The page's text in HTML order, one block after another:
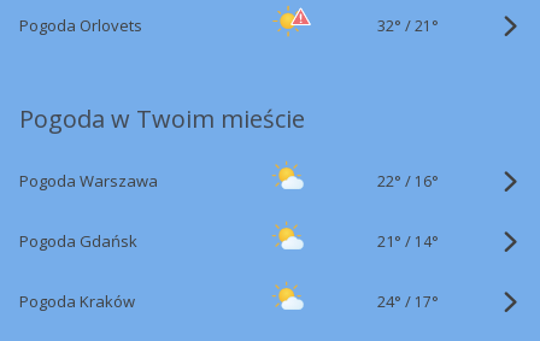
Pogoda Orlovets 32° /21°
Pogoda w Twoim mieście
Pogoda Warszawa 22° / 16°
Pogoda Gdańsk 21° / 14°
Pogoda Kraków 24° / 17°